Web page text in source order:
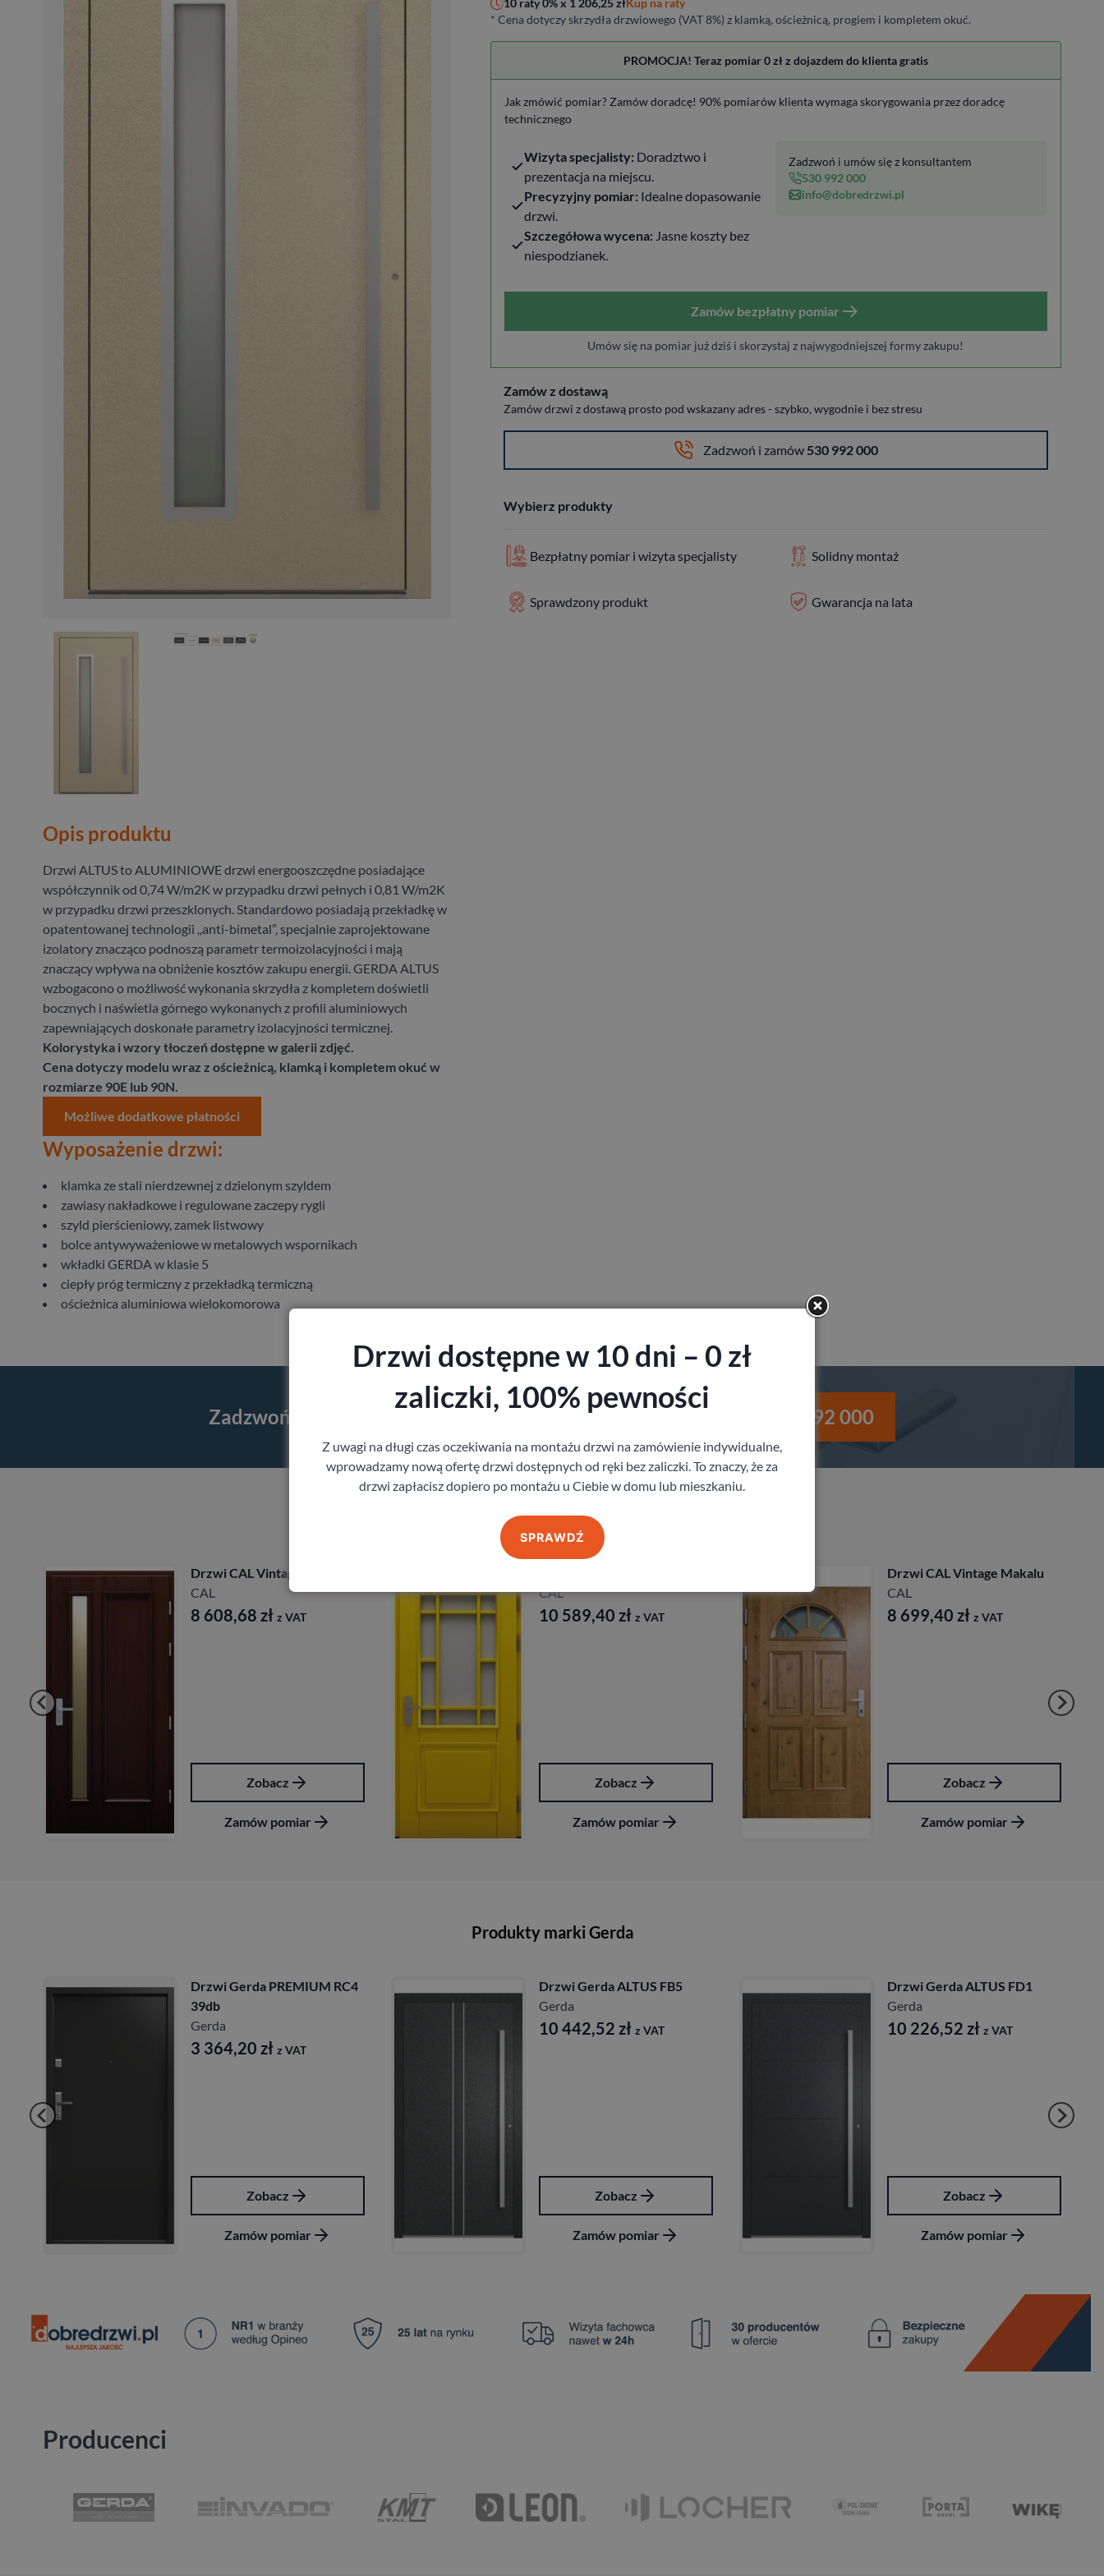
Opis produktu
Drzwi ALTUS to ALUMINIOWE drzwi energooszczędne posiadające
współczynnik od 0,74 W/m2K w przypadku drzwi pełnych i 0,81 W/m2K
w przypadku drzwi przeszklonych. Standardowo posiadają przekładkę w
opatentowanej technologii ,,anti-bimetal”, specjalnie zaprojektowane
izolatory znacząco podnoszą parametr termoizolacyjności i mają
znaczący wpływa na obniżenie kosztów zakupu energii. GERDA ALTUS
wzbogacono o możliwość wykonania skrzydła z kompletem doświetli
bocznych i naświetla górnego wykonanych z profili aluminiowych
zapewniających doskonałe parametry izolacyjności termicznej.
Kolorystyka i wzory tłoczeń dostępne w galerii zdjęć.
Cena dotyczy modelu wraz z ościeżnicą, klamką i kompletem okuć w
rozmiarze 90E lub 90N.
Możliwe dodatkowe płatności
Wyposażenie drzwi:
klamka ze stali nierdzewnej z dzielonym szyldem
zawiasy nakładkowe i regulowane zaczepy rygli
szyld pierścieniowy, zamek listwowy
bolce antywyważeniowe w metalowych wspornikach
wkładki GERDA w klasie 5
ciepły próg termiczny z przekładką termiczną
ościeżnica aluminiowa wielokomorowa
10 raty 0% x 1 206,25zł
* Cena dotyczy skrzydła drzwiowego (VAT 8%) z klamką, ościeżnicą, progiem i kompletem okuć.
PROMOCJA! Teraz pomiar 0 zł z dojazdem do klienta gratis
Jak zmówić pomiar? Zamów doradcę! 90% pomiarów klienta wymaga skorygowania przez doradcę
technicznego
Wizyta specjalisty: Doradztwo i
prezentacja na miejscu.
Precyzyjny pomiar: Idealne dopasowanie
drzwi.
Szczegółowa wycena: Jasne koszty bez
niespodzianek.
Zadzwoń i umów się z konsultantem
530 992 000
info@dobredrzwi.pl
Zamów bezpłatny pomiar
Umów się na pomiar już dziś i skorzystaj z najwygodniejszej formy zakupu!
Zamów z dostawą
Zamów drzwi z dostawą prosto pod wskazany adres - szybko, wygodnie i bez stresu
Zadzwoń i zamów 530 992 000
Wybierz produkty
Bezpłatny pomiar i wizyta specjalisty Solidny montaż
Sprawdzony produkt Gwarancja na lata
Zadzwoń i skorzystaj z pomocy Doradcy przy wyborze drzwi 530 992 000
Produkty z kategorii Drzwi wejściowe do domu
Drzwi CAL Vintage Canberra
CAL
8 608,68zł z VAT
Zamów pomiar
CAL
10 589,40zł z VAT
Zamów pomiar
Drzwi CAL Vintage Makalu
CAL
8 699,40zł z VAT
Zamów pomiar
Produkty marki Gerda
Drzwi Gerda PREMIUM RC4
39db
Gerda
3 364,20 zł z VAT
Zobacz
Zamów pomiar
Drzwi Gerda ALTUS FB5
Gerda
10 442,52 zł z VAT
Zobacz
Zamów pomiar
Drzwi Gerda ALTUS FD1
Gerda
10 226,52 zł z VAT
Zobacz
Zamów pomiar
Producenci
Drzwi dostępne w 10 dni – 0 zł
zaliczki, 100% pewności
Z uwagi na długi czas oczekiwania na montażu drzwi na zamówienie indywidualne,
wprowadzamy nową ofertę drzwi dostępnych od ręki bez zaliczki. To znaczy, że za
drzwi zapłacisz dopiero po montażu u Ciebie w domu lub mieszkaniu.
SPRAWDŹ